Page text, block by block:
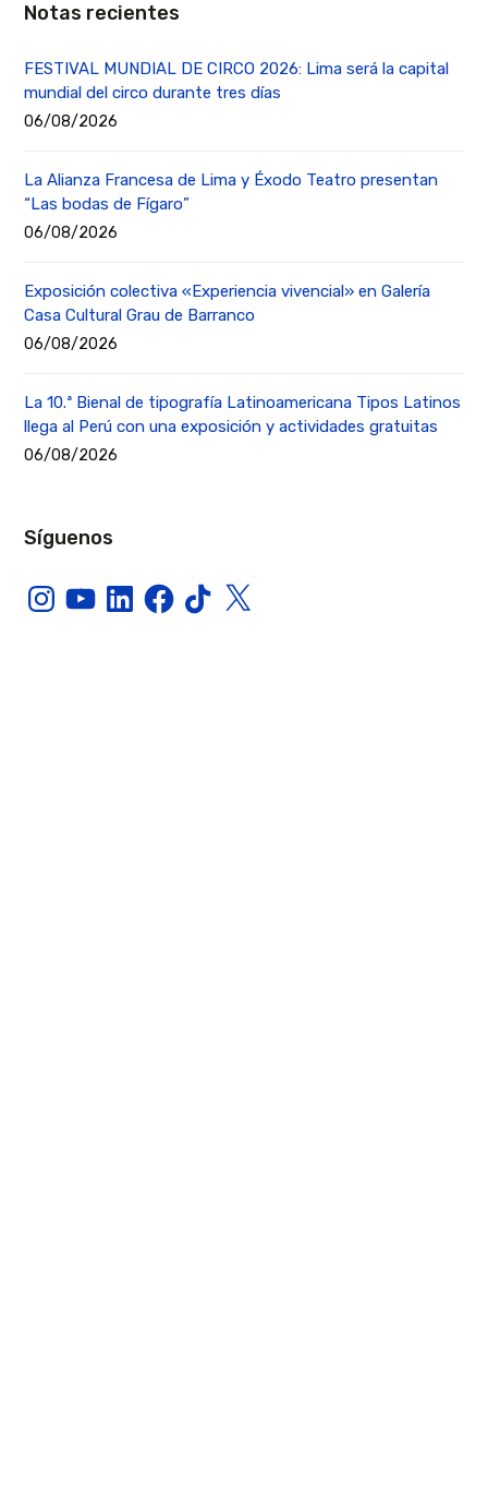
Notas recientes
FESTIVAL MUNDIAL DE CIRCO 2026: Lima será la capital
mundial del circo durante tres días
06/08/2026
La Alianza Francesa de Lima y Éxodo Teatro presentan
“Las bodas de Fígaro”
06/08/2026
Exposición colectiva «Experiencia vivencial» en Galería
Casa Cultural Grau de Barranco
06/08/2026
La 10.ª Bienal de tipografía Latinoamericana Tipos Latinos
llega al Perú con una exposición y actividades gratuitas
06/08/2026
Síguenos
InstagramYouTubeLinkedInFacebook
TikTokX